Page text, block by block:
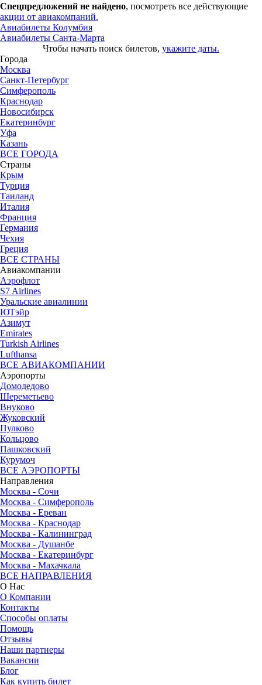
Спецпредложений не найдено, посмотреть все действующие
акции от авиакомпаний.
Авиабилеты Колумбия
Авиабилеты Санта-Марта
Чтобы начать поиск билетов, укажите даты.
Города
Москва
Санкт-Петербург
Симферополь
Краснодар
Новосибирск
Екатеринбург
Уфа
Казань
ВСЕ ГОРОДА
Страны
Крым
Турция
Таиланд
Италия
Франция
Германия
Чехия
Греция
ВСЕ СТРАНЫ
Авиакомпании
Аэрофлот
S7 Airlines
Уральские авиалинии
ЮТэйр
Азимут
Emirates
Turkish Airlines
Lufthansa
ВСЕ АВИАКОМПАНИИ
Аэропорты
Домодедово
Шереметьево
Внуково
Жуковский
Пулково
Кольцово
Пашковский
Курумоч
ВСЕ АЭРОПОРТЫ
Направления
Москва - Сочи
Москва - Симферополь
Москва - Ереван
Москва - Краснодар
Москва - Калининград
Москва - Душанбе
Москва - Екатеринбург
Москва - Махачкала
ВСЕ НАПРАВЛЕНИЯ
О Нас
О Компании
Контакты
Способы оплаты
Помощь
Отзывы
Наши партнеры
Вакансии
Блог
Как купить билет